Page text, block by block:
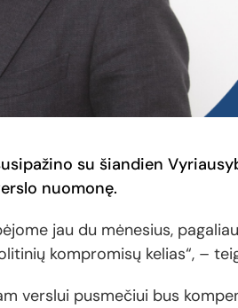
su šiandien
nuomonę.
jau du mėnesius,
kompromisų kelias“, –
verslui pusmečiui bus